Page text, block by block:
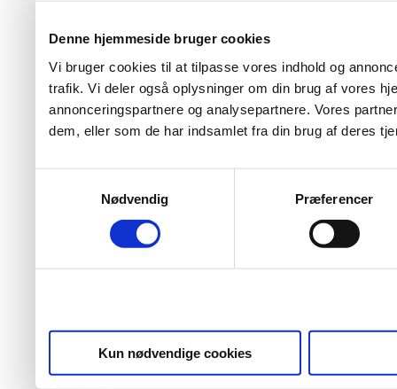
Denne hjemmeside bruger cookies
Vi bruger cookies til at tilpasse vores indhold og
trafik. Vi deler også oplysninger om din brug af vores
annonceringspartnere og analysepartnere. Vores
dem, eller som de har indsamlet fra din brug af deres
Nødvendig
Præferencer
Kun nødvendige cookies